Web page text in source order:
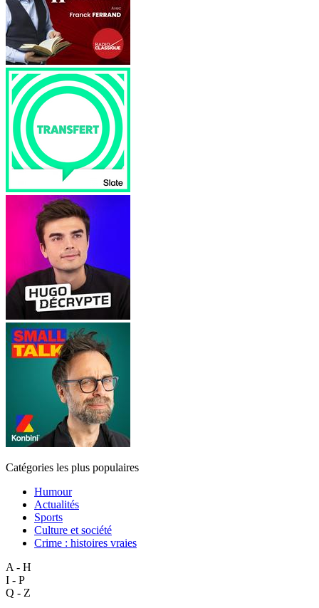
Catégories les plus populaires
Humour
Actualités
Sports
Culture et société
Crime : histoires vraies
A - H
I - P
Q - Z